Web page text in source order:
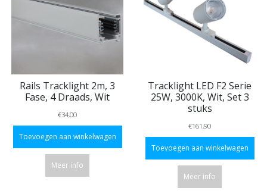
Rails Tracklight 2m, 3
Fase, 4 Draads, Wit
€34,00
Toevoegen aan winkelwagen
Meer info
Tracklight LED F2 Serie
25W, 3000K, Wit, Set 3
stuks
€161,90
Toevoegen aan winkelwagen
Meer info